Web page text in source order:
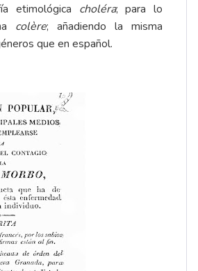
etimológica choléra; para lo
colère; añadiendo la misma
que en español.